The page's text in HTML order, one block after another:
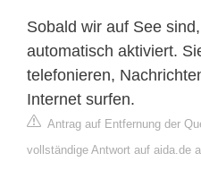
Sobald wir auf See
automatisch aktiviert.
telefonieren,
Internet surfen.
Antrag auf Entfernung der
vollständige Antwort auf aida.de